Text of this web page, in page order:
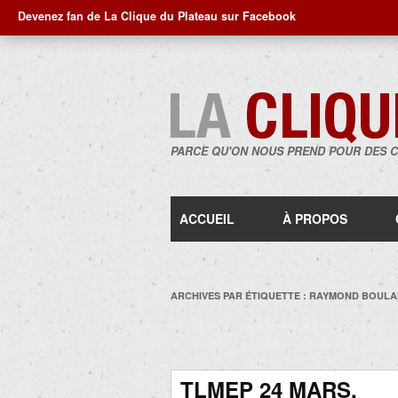
Devenez fan de La Clique du Plateau sur Facebook
PARCE QU'ON NOUS PREND POUR DES
ACCUEIL À PROPOS
ARCHIVES PAR ÉTIQUETTE : RAYMOND
TLMEP 24 MARS.